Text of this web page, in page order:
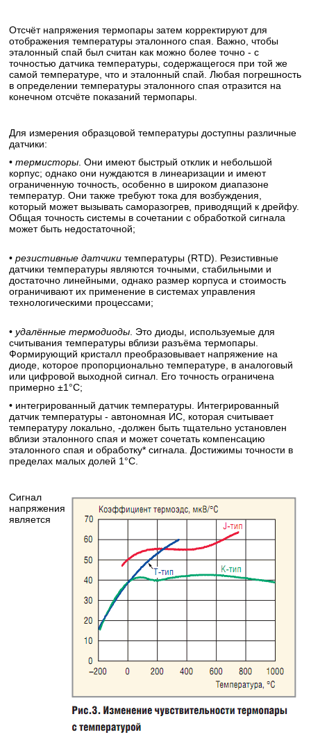
Отсчёт напряжения термопары затем корректируют для
отображения температуры эталонного спая. Важно, чтобы
эталонный спай был считан как можно более точно - с
точностью датчика температуры, содержащегося при той же
самой температуре, что и эталонный спай. Любая погрешность
в определении температуры эталонного спая отразится на
конечном отсчёте показаний термопары.
Для измерения образцовой температуры доступны различные
датчики:
• термисторы . Они имеют быстрый отклик и небольшой
корпус; однако они нуждаются в линеаризации и имеют
ограниченную точность, особенно в широком диапазоне
температур. Они также требуют тока для возбуждения,
который может вызывать саморазогрев, приводящий к дрейфу.
Общая точность системы в сочетании с обработкой сигнала
может быть недостаточной;
•резистивные датчики температуры (RTD). Резистивные
датчики температуры являются точными, стабильными и
достаточно линейными, однако размер корпуса и стоимость
ограничивают их применение в системах управления
технологическими процессами;
•удалённые термодиоды . Это диоды, используемые для
считывания температуры вблизи разъёма термопары.
Формирующий кристалл преобразовывает напряжение на
диоде, которое пропорционально температуре, в аналоговый
или цифровой выходной сигнал. Его точность ограничена
примерно ±1°С;
• интегрированный датчик температуры. Интегрированный
датчик температуры - автономная ИС, которая считывает
температуру локально, -должен быть тщательно установлен
вблизи эталонного спая и может сочетать компенсацию
эталонного спая и обработку* сигнала. Достижимы точности в
пределах малых долей 1°С.
Сигнал
напряжения
является